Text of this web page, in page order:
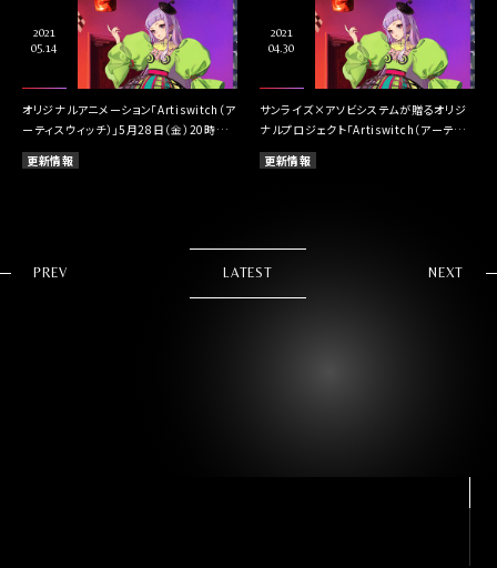
2021
05.14
オリジナルアニメーション「Artiswitch（ア
ーティスウィッチ）」5月28日（金）20時より
YouTubeチャンネルにて配信開始！
更新情報
2021
04.30
サンライズ×アソビシステムが贈るオリジ
ナルプロジェクト「Artiswitch（アーティス
ウィッチ）」始動！
更新情報
PREV LATEST NEXT